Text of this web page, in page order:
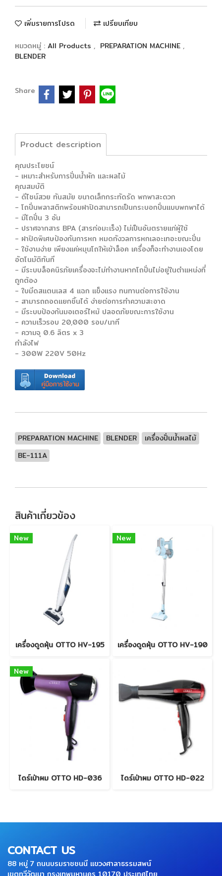
เพิ่มรายการโปรด เปรียบเทียบ
หมวดหมู่ : All Products , PREPARATION MACHINE ,
BLENDER
Share
Product description
คุณประโยชน์
- เหมาะสำหรับการปั่นน้ำผัก และผลไม้
คุณสมบัติ
- ดีไซน์สวย ทันสมัย ขนาดเล็กกระทัดรัด พกพาสะดวก
- โถปั่นพลาสติกพร้อมฝาปิดสามารถเป็นกระบอกปั่นแบบพกพาได้
- มีโถปั่น 3 อัน
- ปราศจากสาร BPA (สารก่อมะเร็ง) ไม่เป็นอันตรายแก่ผู้ใช้
- ฝาปิดพิเศษป้องกันการหก หมดกังวลการหกเลอะเทอะขณะปั่น
- ใช้งานง่าย เพียงแค่หมุนโถให้เข้าล็อค เครื่องก็จะทำงานเองโดย
อัตโนมัติทันที
- มีระบบล็อคนิรภัยเครื่องจะไม่ทำงานหากโถปั่นไม่อยู่ในตำแหน่งที่
ถูกต้อง
- ใบมีดสแตนเลส 4 แฉก แข็งแรง ทนทานต่อการใช้งาน
- สามารถถอดแยกชิ้นได้ ง่ายต่อการทำความสะอาด
- มีระบบป้องกันมอเตอร์ไหม้ ปลอดภัยขณะการใช้งาน
- ความเร็วรอบ 20,000 รอบ/นาที
- ความจุ 0.6 ลิตร x 3
กำลังไฟ
- 300W 220V 50Hz
PREPARATION MACHINE BLENDER
เครื่องปั่นน้ำผลไม้
BE-111A
สินค้าเกี่ยวข้อง
New
เครื่องดูดฝุ่น OTTO HV-195
New
เครื่องดูดฝุ่น OTTO HV-190
New
ไดร์เป่าผม OTTO HD-036 ไดร์เป่าผม OTTO HD-022
CONTACT US
88 หมู่ 7 ถนนบรมราชชนนี แขวงศาลาธรรมสพน์